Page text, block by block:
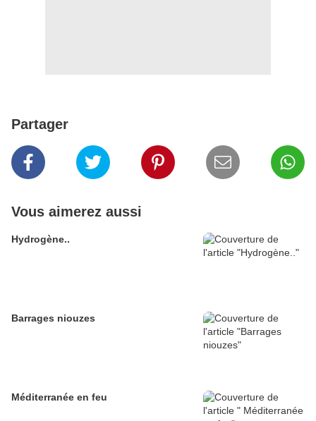
Partager
Vous aimerez aussi
Hydrogène..
Barrages niouzes
Méditerranée en feu